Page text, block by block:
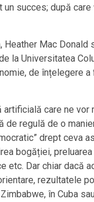
un succes; după care
Mac Donald
la Universitatea
de înțelegere
care ne vor
de regulă de o
drept ceva
bogăției,
etc. Dar chiar dacă
rezultatele
în Cuba